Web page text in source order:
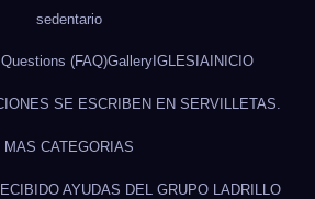
sedentario
(FAQ)GalleryIGLESIAINICIO
SE ESCRIBEN EN SERVILLETAS.
MAS CATEGORIAS
AYUDAS DEL GRUPO LADRILLO